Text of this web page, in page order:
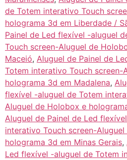
de Totem interativo Touch
holograma 3d em Liberdade /
Painel de Led flexível -aluguel
Touch screen-Aluguel de
Maceió, Aluguel de Painel de
Totem interativo Touch screen-
holograma 3d em Madalena,
flexível -aluguel de Totem
Aluguel de Holobox e
Aluguel de Painel de Led
interativo Touch screen-
holograma 3d em Minas Gerais,
Led flexível -aluguel de Totem